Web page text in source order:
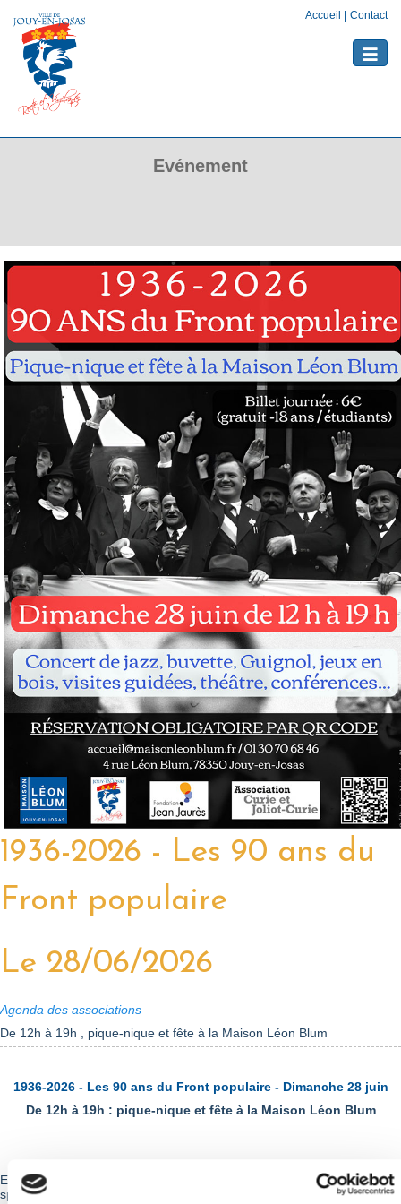
Accueil Contact
Toggle
Evénement
1936-2026 - Les 90 ans du
Front populaire
Le 28/06/2026
Agenda des associations
De 12h à 19h , pique-nique et fête à la Maison Léon Blum
1936-2026 - Les 90 ans du Front populaire - Dimanche 28 juin
De 12h à 19h : pique-nique et fête à la Maison Léon Blum
En juin 2026, nous vous invitons à célébrer un anniversaire très
spécial !